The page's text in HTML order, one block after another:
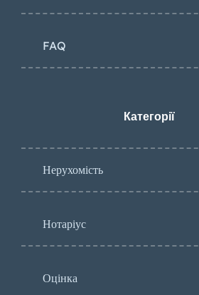
FAQ
Категорії
Нерухомість
Нотаріус
Оцінка